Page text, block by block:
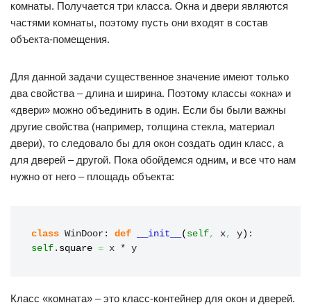
комнаты. Получается три класса. Окна и двери являются
частями комнаты, поэтому пусть они входят в состав
объекта-помещения.
Для данной задачи существенное значение имеют только
два свойства – длина и ширина. Поэтому классы «окна» и
«двери» можно объединить в один. Если бы были важны
другие свойства (например, толщина стекла, материал
двери), то следовало бы для окон создать один класс, а
для дверей – другой. Пока обойдемся одним, и все что нам
нужно от него – площадь объекта:
class WinDoor: def __init__ ( self, x, y )
self . square = x * y
Класс «комната» – это класс-контейнер для окон и дверей.